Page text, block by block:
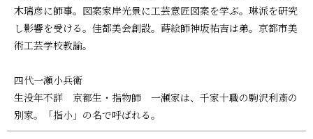
木瑞彦に師事。図案家岸光景に工芸意匠図案を学ぶ。琳派を研究
し影響を受ける。佳都美会創設。蒔絵師神坂祐吉は弟。京都市美
術工芸学校教諭。
四代一瀬小兵衛
生没年不詳 京都生・指物師 一瀬家は、千家十職の駒沢利斎の
別家。「指小」の名で呼ばれる。